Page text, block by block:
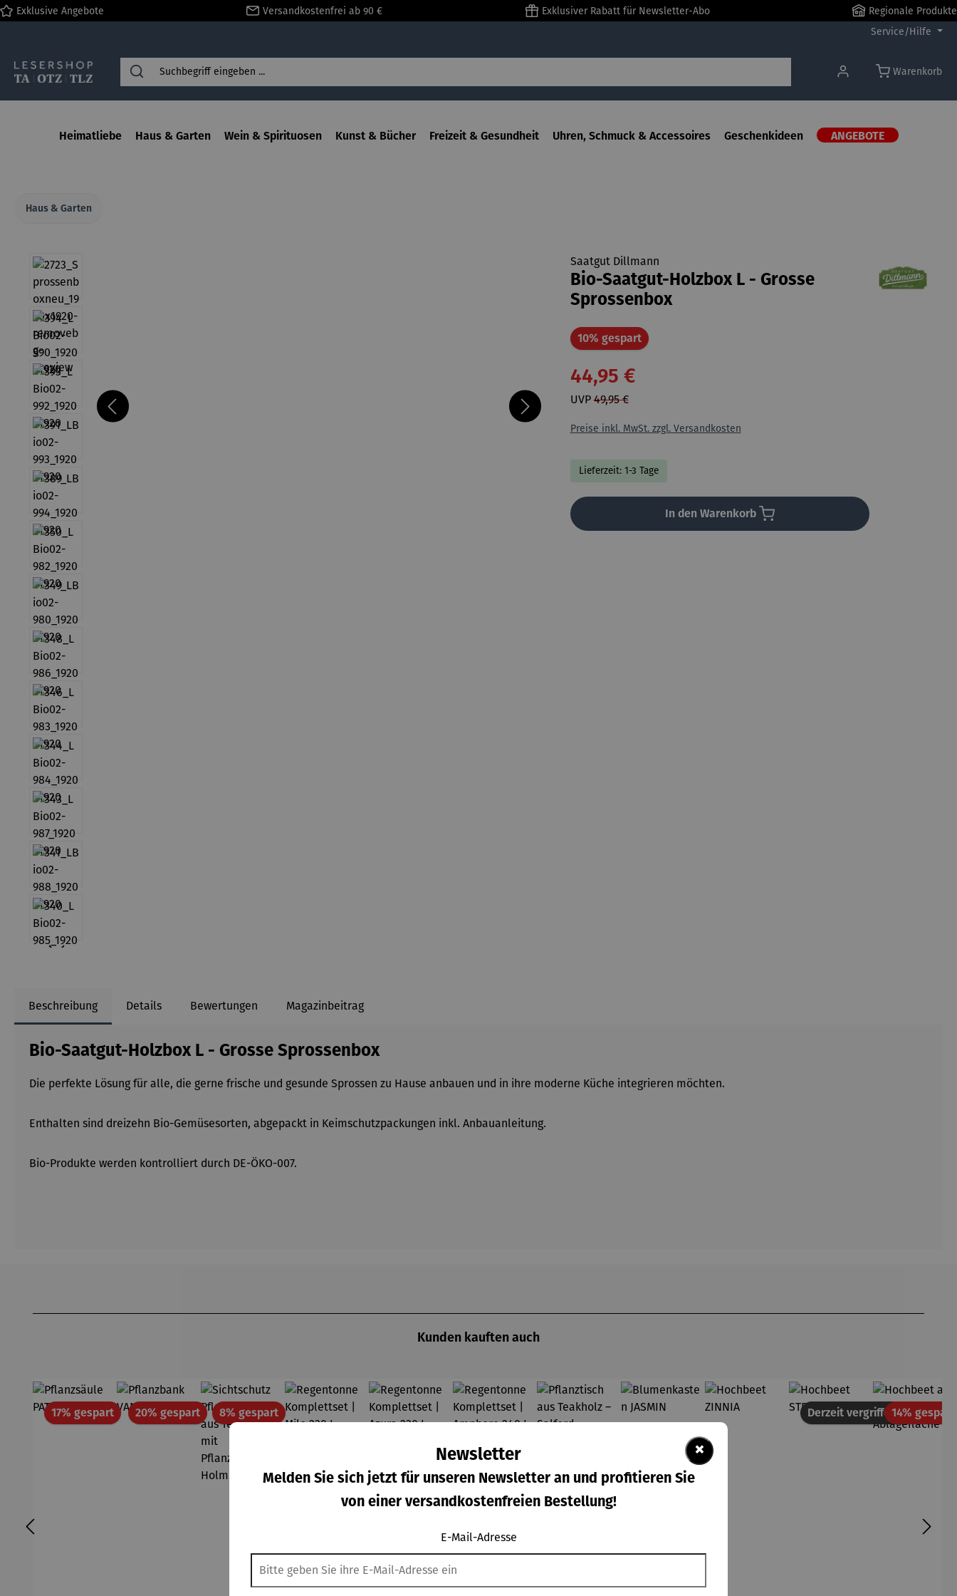
Zur Hauptnavigation springen
Exklusive Angebote Versandkostenfrei ab 90 € Exklusiver Rabatt für Newsletter-Abo
Regionale Produkte
Service/Hilfe
Warenkorb
Heimatliebe Haus & Garten Wein & Spirituosen Kunst & Bücher Freizeit & Gesundheit Uhren, Schmuck & Accessoires Geschenkideen ANGEBOTE
Haus & Garten
Bildergalerie überspringen Saatgut Dillmann
Bio-Saatgut-Holzbox L - Grosse
Sprossenbox
10% gespartRabatt
44,95 €
UVP49,95 €
Preise inkl. MwSt. zzgl. Versandkosten
Lieferzeit: 1-3 Tage
In den Warenkorb
Beschreibung Details Bewertungen Magazinbeitrag
Bio-Saatgut-Holzbox L - Grosse Sprossenbox
Die perfekte Lösung für alle, die gerne frische und gesunde Sprossen zu Hause anbauen und in ihre moderne Küche integrieren möchten.
Enthalten sind dreizehn Bio-Gemüsesorten, abgepackt in Keimschutzpackungen inkl. Anbauanleitung.
Bio-Produkte werden kontrolliert durch DE-ÖKO-007.
Kunden kauften auch
17% gespartRabatt20% gespartRabatt8% gespartRabatt Derzeit vergriffen14% gespart
×
Newsletter
Melden Sie sich jetzt für unseren Newsletter an und profitieren Sie
von einer versandkostenfreien Bestellung!
E-Mail-Adresse